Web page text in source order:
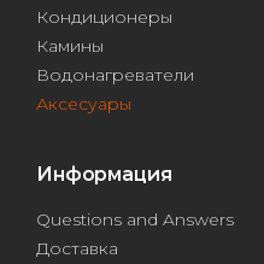
Кондиционеры
Камины
Водонагреватели
Аксесуары
Информация
Questions and Answers
Доставка